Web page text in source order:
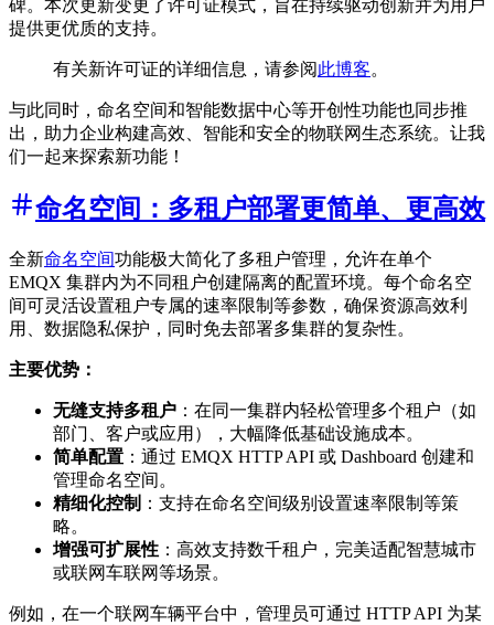
碑。本次更新变更了许可证模式，旨在持续驱动创新并为用户
提供更优质的支持。
有关新许可证的详细信息，请参阅 此博客。
与此同时，命名空间和智能数据中心等开创性功能也同步推
出，助力企业构建高效、智能和安全的物联网生态系统。让我
们一起来探索新功能！
命名空间：多租户部署更简单、更高效
全新命名空间功能极大简化了多租户管理，允许在单个
EMQX 集群内为不同租户创建隔离的配置环境。每个命名空
间可灵活设置租户专属的速率限制等参数，确保资源高效利
用、数据隐私保护，同时免去部署多集群的复杂性。
主要优势：
无缝支持多租户 ：在同一集群内轻松管理多个租户（如
部门、客户或应用），大幅降低基础设施成本。
简单配置 ：通过 EMQX HTTP API 或 Dashboard 创建和
管理命名空间。
精细化控制 ：支持在命名空间级别设置速率限制等策
略。
增强可扩展性 ：高效支持数千租户，完美适配智慧城市
或联网车联网等场景。
例如，在一个联网车辆平台中，管理员可通过 HTTP API 为某